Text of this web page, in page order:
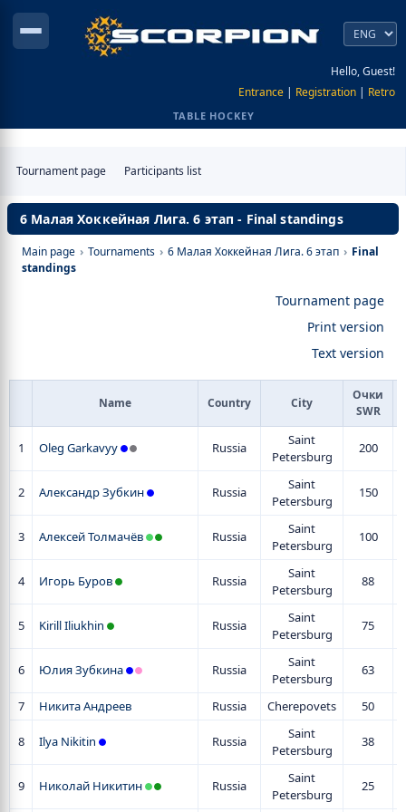
Hello, Guest!
Entrance | Registration | Retro
TABLE HOCKEY
Tournament page Participants list
6 Малая Хоккейная Лига. 6 этап - Final standings
Main page › Tournaments › 6 Малая Хоккейная Лига. 6 этап › Final
standings
Tournament page
Print version
Text version
Name Country City
Очки
SWR
1 Oleg Garkavyy Russia
Saint
Petersburg
200
2 Александр Зубкин Russia
Saint
Petersburg
150
3 Алексей Толмачёв Russia
Saint
Petersburg
100
4 Игорь Буров Russia
Saint
Petersburg
88
5 Kirill Iliukhin Russia
Saint
Petersburg
75
6 Юлия Зубкина Russia
Saint
Petersburg
63
7 Никита Андреев Russia Cherepovets 50
8 Ilya Nikitin Russia
Saint
Petersburg
38
9 Николай Никитин Russia
Saint
Petersburg
25